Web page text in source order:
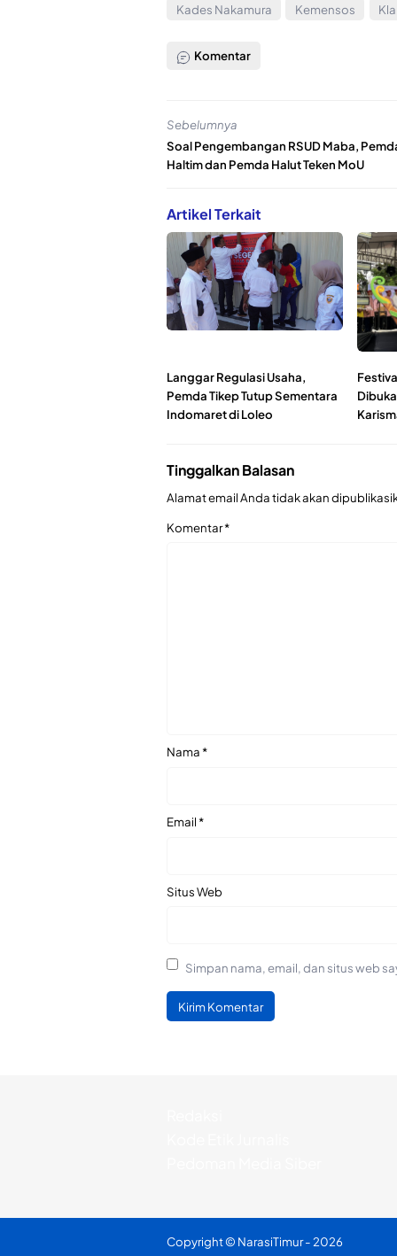
Kades Nakamura Kemensos
Komentar
Sebelumnya
Soal Pengembangan RSUD Maba,
Haltim dan Pemda Halut Teken MoU
Artikel Terkait
Langgar Regulasi Usaha,
Pemda Tikep Tutup Sementara
Indomaret di Loleo
Tinggalkan Balasan
Alamat email Anda tidak akan
Komentar*
Nama*
Email*
Situs Web
Simpan nama, email, dan situs web
Copyright © NarasiTimur- 2026